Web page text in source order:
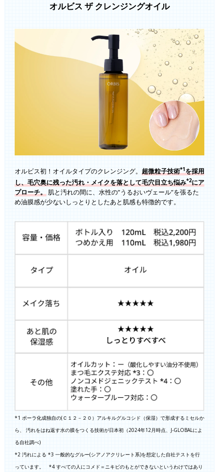
オルビス ザ クレンジングオイル
オルビス初！オイルタイプのクレンジング。 超微粒子技術*1を採用
し、毛穴奥に残った汚れ・メイクを落として毛穴目立ち悩み*2にア
プローチ。 肌と汚れの間に、水性の”うるおいヴェール”を張るた
め油膜感が少ないしっとりとしたあと肌感も特徴的です。
*1 ポーラ化成独自の(Ｃ１２－２０）アルキルグルコシド（保湿）で形成するミセルか
ら、 汚れをはね返す水の膜をつくる技術が日本初（2024年12月時点、J-GLOBALによ
る自社調べ)
*2 汚れによる *3 一般的なグルー(シアノアクリレート系)を想定した自社テストを行
っています。 *4 すべての人にコメド＝ニキビのもとができないというわけではあり